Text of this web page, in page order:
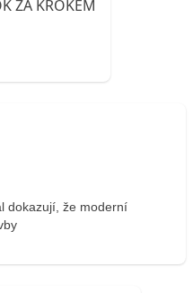
dokazují, že moderní